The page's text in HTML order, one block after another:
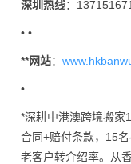
深圳热线：
• •
**网站：
•
*深耕中港澳跨境搬家
合同+赔付条款，15
老客户转介绍率。从